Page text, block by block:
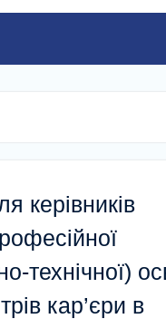
керівників
технічної)
кар’єри в